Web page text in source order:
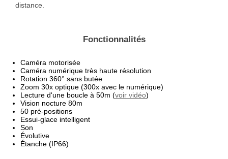
distance.
Fonctionnalités
Caméra motorisée
Caméra numérique très haute résolution
Rotation 360° sans butée
Zoom 30x optique (300x avec le numérique)
Lecture d'une boucle à 50m (voir vidéo)
Vision nocture 80m
50 pré-positions
Essui-glace intelligent
Son
Évolutive
Étanche (IP66)